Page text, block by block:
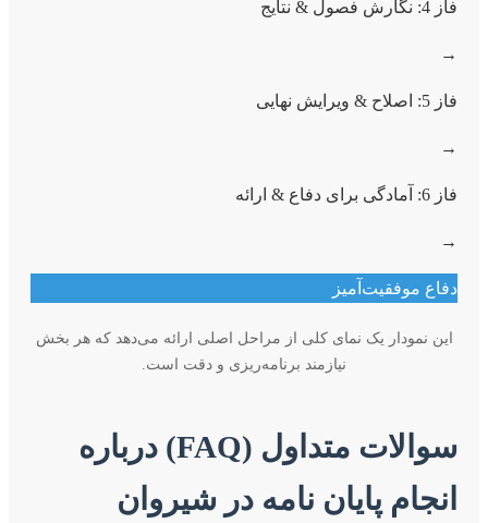
فاز 4: نگارش فصول & نتایج
→
فاز 5: اصلاح & ویرایش نهایی
→
فاز 6: آمادگی برای دفاع & ارائه
→
دفاع موفقیت‌آمیز
این نمودار یک نمای کلی از مراحل اصلی ارائه می‌دهد که هر بخش
نیازمند برنامه‌ریزی و دقت است.
سوالات متداول (FAQ) درباره
انجام پایان نامه در شیروان